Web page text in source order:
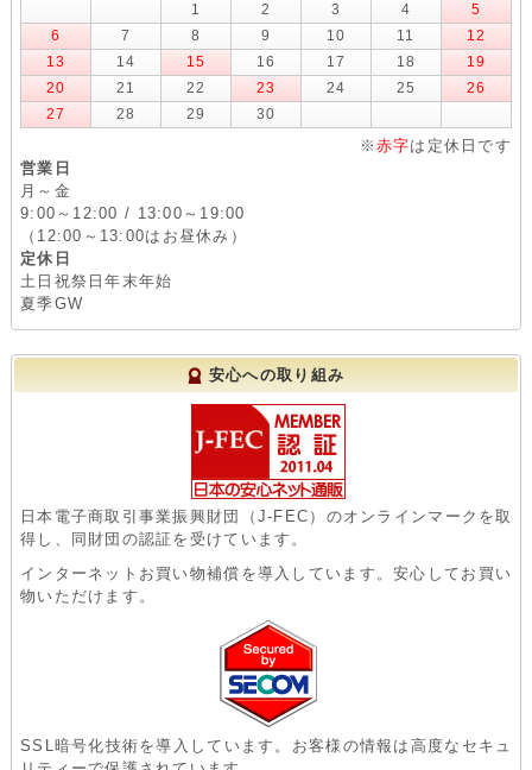
1
2 3 4
5
6
7 8 9 10 11
12
13
14 15 16 17 18
19
20
21 22 23 24 25
26
27
28 29 30
※ 赤字は定休日です
営業日
月～金
9:00～12:00 / 13:00～19:00
（12:00～13:00はお昼休み）
定休日
土日祝祭日年末年始
夏季GW
安心への取り組み
日本電子商取引事業振興財団（J-FEC）のオンラインマークを取
得し、同財団の認証を受けています。
インターネットお買い物補償を導入しています。安心してお買い
物いただけます。
SSL暗号化技術を導入しています。お客様の情報は高度なセキュ